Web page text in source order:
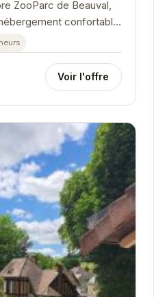
ZooParc de Beauval,
confortable
familles et...
Voir l'offre